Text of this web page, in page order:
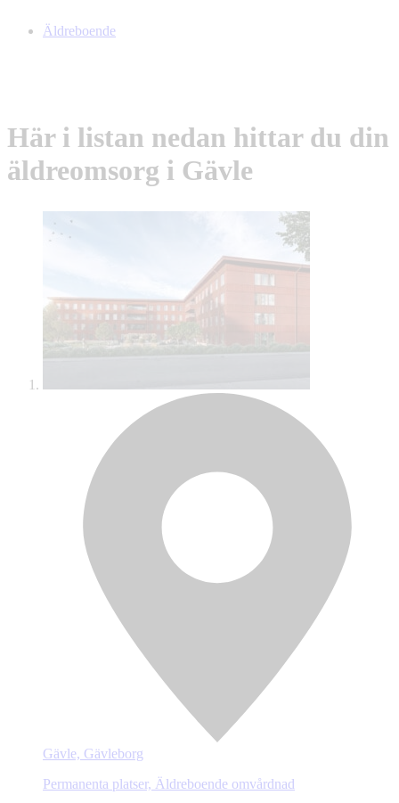
Äldreboende
Här i listan nedan hittar du din
äldreomsorg i Gävle
Gävle, Gävleborg
Permanenta platser, Äldreboende omvårdnad